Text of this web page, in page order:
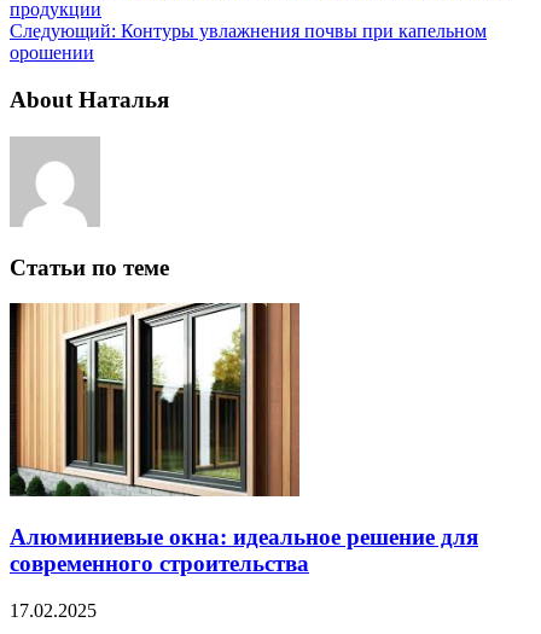
продукции
Следующий: Контуры увлажнения почвы при капельном
орошении
About Наталья
Статьи по теме
Алюминиевые окна: идеальное решение для
современного строительства
17.02.2025